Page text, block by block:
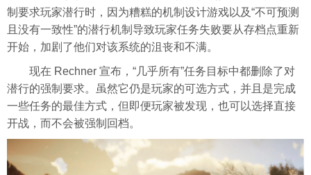
制要求玩家潜行时，因为糟糕的机制设计游戏以及“不可预测
且没有一致性”的潜行机制导致玩家任务失败要从存档点重新
开始，加剧了他们对该系统的沮丧和不满。
现在 Rechner 宣布，“几乎所有”任务目标中都删除了对
潜行的强制要求。虽然它仍是玩家的可选方式，并且是完成
一些任务的最佳方式，但即便玩家被发现，也可以选择直接
开战，而不会被强制回档。